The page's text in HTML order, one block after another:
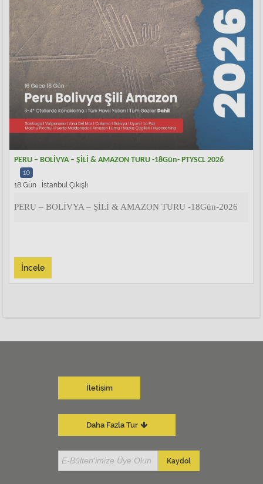
PERU – BOLİVYA – ŞİLİ & AMAZON TURU -18Gün- PTYSCL 2026
10
18 Gün , İstanbul Çıkışlı
PERU – BOLİVYA – ŞİLİ & AMAZON TURU -18Gün-2026
İncele
İletişim
Daha Fazla Tur
Kaydol